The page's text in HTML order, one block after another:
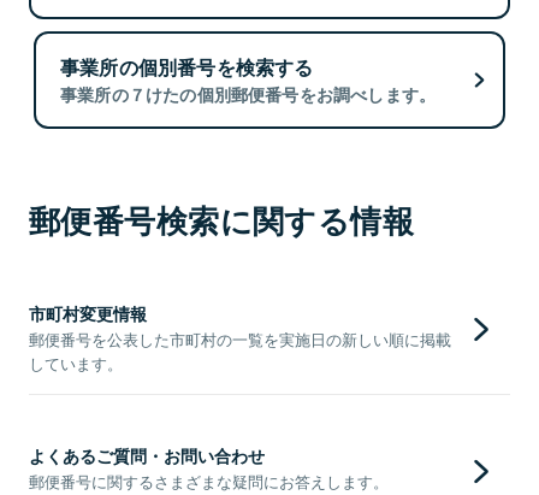
事業所の個別番号を検索する
事業所の７けたの個別郵便番号をお調べします。
郵便番号検索に関する情報
市町村変更情報
郵便番号を公表した市町村の一覧を実施日の新しい順に掲載
しています。
よくあるご質問・お問い合わせ
郵便番号に関するさまざまな疑問にお答えします。